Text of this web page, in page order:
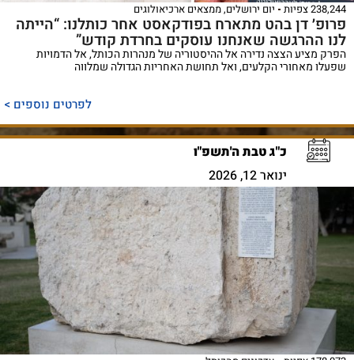
238,244 צפיות יום ירושלים,ממצאים ארכיאולוגים
פרופ׳ דן בהט מתארח בפודקאסט אחר כותלנו: “הייתה
לנו ההרגשה שאנחנו עוסקים בחרדת קודש”
הפרק מציע הצצה נדירה אל ההיסטוריה של מנהרות הכותל, אל הדמויות
שפעלו מאחורי הקלעים, ואל תחושת האחריות הגדולה שמלווה
לפרטים נוספים >
כ"ג טבת ה'תשפ"ו
ינואר 12, 2026